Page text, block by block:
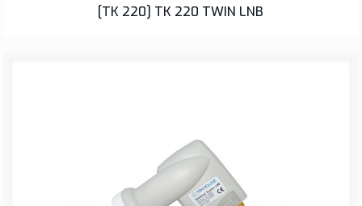
LNB
[TK 220] TK 220 TWIN LNB